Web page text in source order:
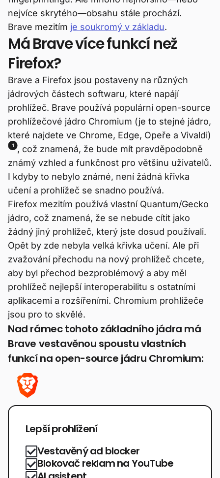
nejvíce skrytého—obsahu stále prochází.
Brave mezitím je soukromý v základu.
Má Brave více funkcí než
Firefox?
Brave a Firefox jsou postaveny na různých
jádrových částech softwaru, které napájí
prohlížeč. Brave používá populární open-source
prohlížečové jádro Chromium (je to stejné jádro,
které najdete ve Chrome, Edge, Opeře a Vivaldi)
1
, což znamená, že bude mít pravděpodobně
známý vzhled a funkčnost pro většinu uživatelů.
I kdyby to nebylo známé, není žádná křivka
učení a prohlížeč se snadno používá.
Firefox mezitím používá vlastní Quantum/Gecko
jádro, což znamená, že se nebude cítit jako
žádný jiný prohlížeč, který jste dosud používali.
Opět by zde nebyla velká křivka učení. Ale při
zvažování přechodu na nový prohlížeč chcete,
aby byl přechod bezproblémový a aby měl
prohlížeč nejlepší interoperabilitu s ostatními
aplikacemi a rozšířeními. Chromium prohlížeče
jsou pro to skvělé.
Nad rámec tohoto základního jádra má
Brave vestavěnou spoustu vlastních
funkcí na open-source jádru Chromium:
Lepší prohlížení
Vestavěný ad blocker
Blokovač reklam na YouTube